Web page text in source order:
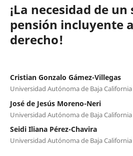
¡La necesidad de
pensión incluyente
derecho!
Cristian Gonzalo Gámez-Villegas
Universidad Autónoma de Baja California
José de Jesús Moreno-Neri
Universidad Autónoma de Baja California
Seidi Iliana Pérez-Chavira
Universidad Autónoma de Baja California